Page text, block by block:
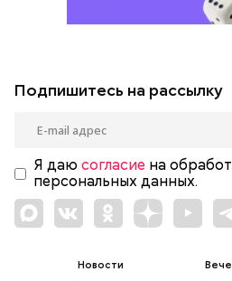
Подпишитесь на рассылку
Я даю согласие на
персональных данных.
Новости